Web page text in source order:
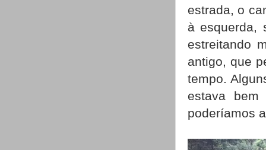
estrada, o
à esquerda,
estreitando
antigo, que
tempo.
estava
poderíamos